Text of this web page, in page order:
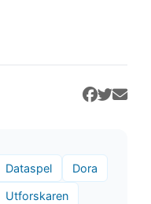
Dataspel Dora
Utforskaren